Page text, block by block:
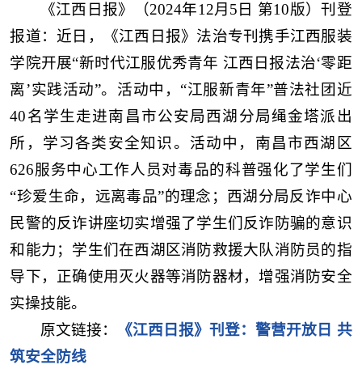
《江西日报》（2024年12月5日 第10版）刊登
报道：近日，《江西日报》法治专刊携手江西服装
学院开展“新时代江服优秀青年 江西日报法治‘零距
离’实践活动”。活动中，“江服新青年”普法社团近
40名学生走进南昌市公安局西湖分局绳金塔派出
所，学习各类安全知识。活动中，南昌市西湖区
626服务中心工作人员对毒品的科普强化了学生们
“珍爱生命，远离毒品”的理念；西湖分局反诈中心
民警的反诈讲座切实增强了学生们反诈防骗的意识
和能力；学生们在西湖区消防救援大队消防员的指
导下，正确使用灭火器等消防器材，增强消防安全
实操技能。
原文链接：
《江西日报》刊登：警营开放日 共
筑安全防线